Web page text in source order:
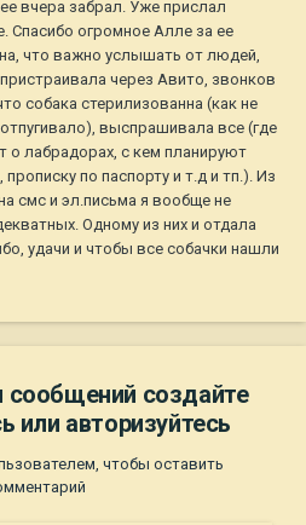
вчера забрал. Уже прислал
Спасибо огромное Алле за ее
что важно услышать от людей,
через Авито, звонков
собака стерилизованна (как не
выспрашивала все (где
о лабрадорах, с кем планируют
по паспорту и т.д и тп.). Из
смс и эл.письма я вообще не
Одному из них и отдала
удачи и чтобы все собачки нашли
сообщений создайте
или авторизуйтесь
чтобы оставить